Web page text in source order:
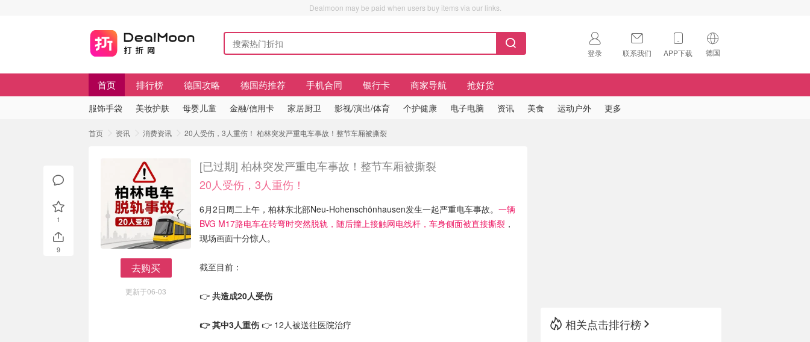
Dealmoon may be paid when users buy items via our links.
登录 联系我们 APP下载 德国
🇺🇸
首页 排行榜 德国攻略 德国药推荐 手机合同 银行卡 商家导航 抢好货
服饰手袋 美妆护肤 母婴儿童 金融/信用卡 家居厨卫 影视/演出/体育 个护健康 电子电脑 资讯 美食 运动户外 更多
首页 资讯 消费资讯 20人受伤，3人重伤！ 柏林突发严重电车事故！整节车厢被撕裂
去购买
更新于06-03
[已过期] 柏林突发严重电车事故！整节车厢被撕裂
20人受伤，3人重伤！
6月2日周二上午，柏林东北部Neu-Hohenschönhausen发生一起严重电车事故。 一辆
BVG M17路电车在转弯时突然脱轨，随后撞上接触网电线杆，车身侧面被直接撕裂 ，
现场画面十分惊人。
截至目前：
👉 共造成20人受伤
👉 其中3人重伤 👉 12人被送往医院治疗
1
9
相关点击排行榜